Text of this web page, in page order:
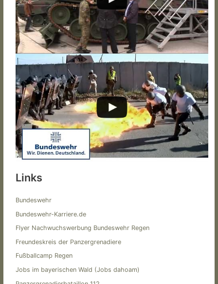
Links
Bundeswehr
Bundeswehr-Karriere.de
Flyer Nachwuchswerbung Bundeswehr Regen
Freundeskreis der Panzergrenadiere
Fußballcamp Regen
Jobs im bayerischen Wald (Jobs dahoam)